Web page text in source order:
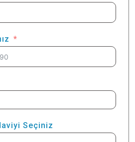
Seçiniz